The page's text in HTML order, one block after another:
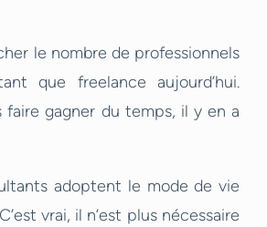
le nombre de professionnels
que freelance aujourd’hui.
faire gagner du temps, il y en a
adoptent le mode de vie
vrai, il n’est plus nécessaire